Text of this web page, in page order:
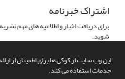
این وب سایت از کوکی ها برای اطمینان از
خدمات استفاده می کند.
اشتراک خبرنامه
برای دریافت اخبار و اطلاعیه های مهم
شوید.